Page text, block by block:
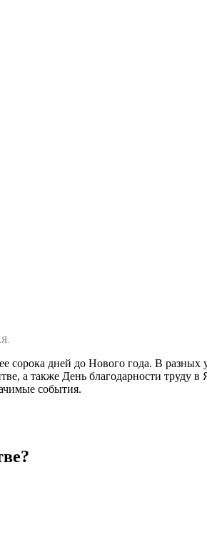
сорока дней до Нового года. В
а также День благодарности труду
события.